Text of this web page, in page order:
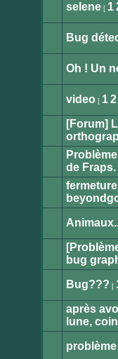
message
non
selene[ 1
message
non
Bug
message
Oh ! Un
message
video[ 1 2
Aucun
message
non
[Forum]
Aucun
message
non
de Fraps.
Aucun
message
non
message
Aucun
message
non
bug
message
non
Bug??? [
Aucun
message
après
lune,